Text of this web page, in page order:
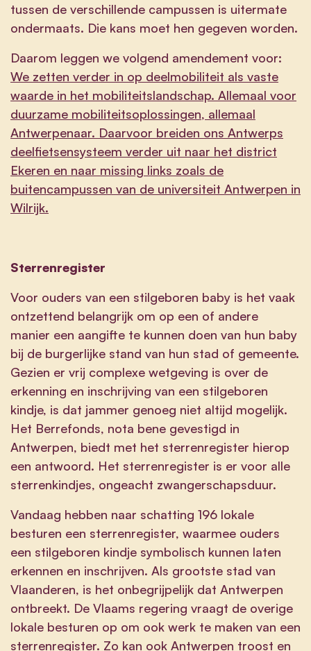
tussen de verschillende campussen is uitermate
ondermaats. Die kans moet hen gegeven worden.
Daarom leggen we volgend amendement voor:
We zetten verder in op deelmobiliteit als vaste
waarde in het mobiliteitslandschap. Allemaal voor
duurzame mobiliteitsoplossingen, allemaal
Antwerpenaar. Daarvoor breiden ons Antwerps
deelfietsensysteem verder uit naar het district
Ekeren en naar missing links zoals de
buitencampussen van de universiteit Antwerpen in
Wilrijk.
Sterrenregister
Voor ouders van een stilgeboren baby is het vaak
ontzettend belangrijk om op een of andere
manier een aangifte te kunnen doen van hun baby
bij de burgerlijke stand van hun stad of gemeente.
Gezien er vrij complexe wetgeving is over de
erkenning en inschrijving van een stilgeboren
kindje, is dat jammer genoeg niet altijd mogelijk.
Het Berrefonds, nota bene gevestigd in
Antwerpen, biedt met het sterrenregister hierop
een antwoord. Het sterrenregister is er voor alle
sterrenkindjes, ongeacht zwangerschapsduur.
Vandaag hebben naar schatting 196 lokale
besturen een sterrenregister, waarmee ouders
een stilgeboren kindje symbolisch kunnen laten
erkennen en inschrijven. Als grootste stad van
Vlaanderen, is het onbegrijpelijk dat Antwerpen
ontbreekt. De Vlaams regering vraagt de overige
lokale besturen op om ook werk te maken van een
sterrenregister. Zo kan ook Antwerpen troost en